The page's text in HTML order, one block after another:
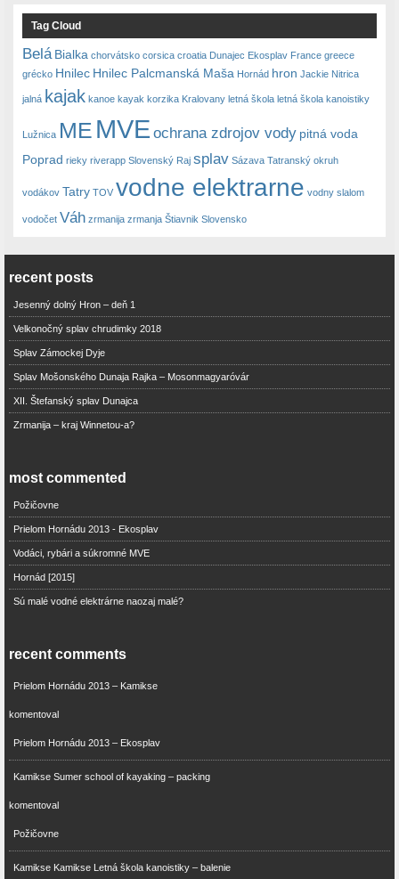
Tag Cloud
Belá Bialka chorvátsko corsica croatia Dunajec Ekosplav France greece
grécko Hnilec Hnilec Palcmanská Maša Hornád hron Jackie Nitrica
jalná kajak kanoe kayak korzika Kralovany letná škola letná škola kanoistiky
Lužnica ME MVE ochrana zdrojov vody pitná voda
Poprad rieky riverapp Slovenský Raj splav Sázava Tatranský okruh
vodákov Tatry TOV vodne elektrarne vodny slalom
vodočet Váh zrmanija zrmanja Štiavnik Slovensko
recent posts
Jesenný dolný Hron – deň 1
Velkonočný splav chrudimky 2018
Splav Zámockej Dyje
Splav Mošonského Dunaja Rajka – Mosonmagyaróvár
XII. Štefanský splav Dunajca
Zrmanija – kraj Winnetou-a?
most commented
Požičovne
Prielom Hornádu 2013 - Ekosplav
Vodáci, rybári a súkromné MVE
Hornád [2015]
Sú malé vodné elektrárne naozaj malé?
recent comments
Prielom Hornádu 2013 – Kamikse
komentoval
Prielom Hornádu 2013 – Ekosplav
Kamikse Sumer school of kayaking – packing
komentoval
Požičovne
Kamikse Kamikse Letná škola kanoistiky – balenie